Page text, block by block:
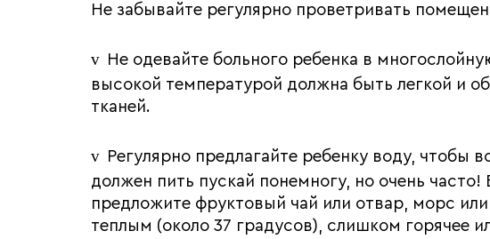
Не забывайте регулярно проветривать
v Не одевайте больного ребенка в
высокой температурой должна быть легкой и
тканей.
v Регулярно предлагайте ребенку воду, чтобы
должен пить пускай понемногу, но очень часто!
предложите фруктовый чай или отвар, морс
теплым (около 37 градусов), слишком горячее